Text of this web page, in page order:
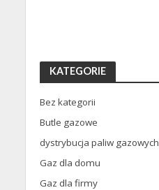
KATEGORIE
Bez kategorii
Butle gazowe
dystrybucja paliw gazowych
Gaz dla domu
Gaz dla firmy